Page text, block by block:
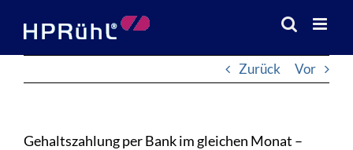
Inhalt
springen
Zurück
Vor
Gehaltszahlung per Bank im gleichen Monat –